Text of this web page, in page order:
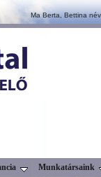
Ma Berta, Bettina
Munkatársaink